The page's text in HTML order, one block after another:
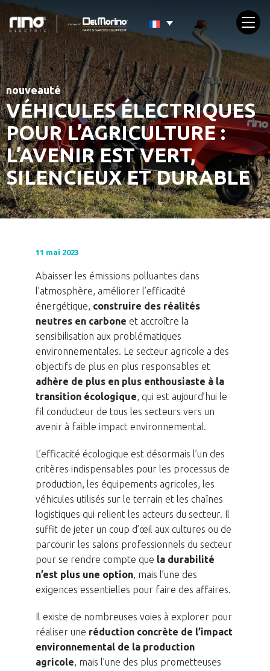
nouveauté
VÉHICULES ÉLECTRIQUES
POUR L’AGRICULTURE :
L’AVENIR EST VERT,
SILENCIEUX ET DURABLE
11 mai 2023
Abaisser les émissions polluantes dans
l’atmosphère, améliorer l’efficacité
énergétique, construire des réalités
neutres en carbone et accroître la
sensibilisation aux problématiques
environnementales. Le secteur agricole a des
objectifs de plus en plus responsables et
adhère de plus en plus enthousiaste à la
transition écologique, qui est aujourd’hui le
fil conducteur de tous les secteurs vers un
avenir à faible impact environnemental.
L’efficacité écologique est désormais l’un des
critères indispensables pour les processus de
production, les équipements agricoles, les
véhicules utilisés sur le terrain et les chaînes
logistiques qui relient les acteurs du secteur. Il
suffit de jeter un coup d’œil aux cultures ou de
parcourir les salons professionnels du secteur
pour se rendre compte que la durabilité
n’est plus une option, mais l’une des
exigences essentielles pour faire des affaires.
Il existe de nombreuses voies à explorer pour
réaliser une réduction concrète de l’impact
environnemental de la production
agricole, mais l’une des plus prometteuses